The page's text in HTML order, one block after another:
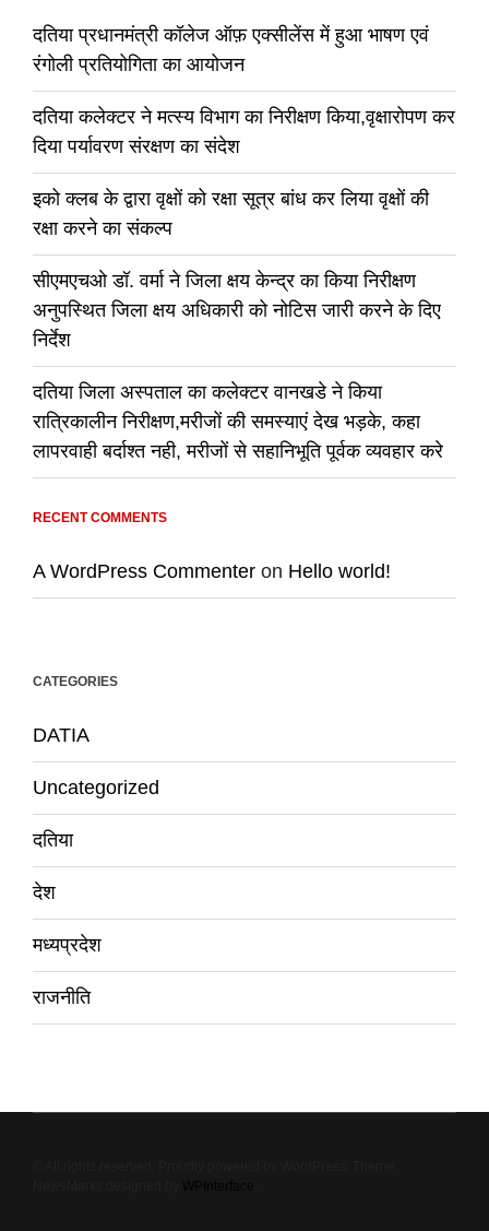
दतिया प्रधानमंत्री कॉलेज ऑफ़ एक्सीलेंस में हुआ भाषण एवं
रंगोली प्रतियोगिता का आयोजन
दतिया कलेक्टर ने मत्स्य विभाग का निरीक्षण किया,वृक्षारोपण कर
दिया पर्यावरण संरक्षण का संदेश
इको क्लब के द्वारा वृक्षों को रक्षा सूत्र बांध कर लिया वृक्षों की
रक्षा करने का संकल्प
सीएमएचओ डॉ. वर्मा ने जिला क्षय केन्द्र का किया निरीक्षण
अनुपस्थित जिला क्षय अधिकारी को नोटिस जारी करने के दिए
निर्देश
दतिया जिला अस्पताल का कलेक्टर वानखडे ने किया
रात्रिकालीन निरीक्षण,मरीजों की समस्याएं देख भड़के, कहा
लापरवाही बर्दाश्त नही, मरीजों से सहानिभूति पूर्वक व्यवहार करे
RECENT COMMENTS
A WordPress Commenter on Hello world!
CATEGORIES
DATIA
Uncategorized
दतिया
देश
मध्यप्रदेश
राजनीति